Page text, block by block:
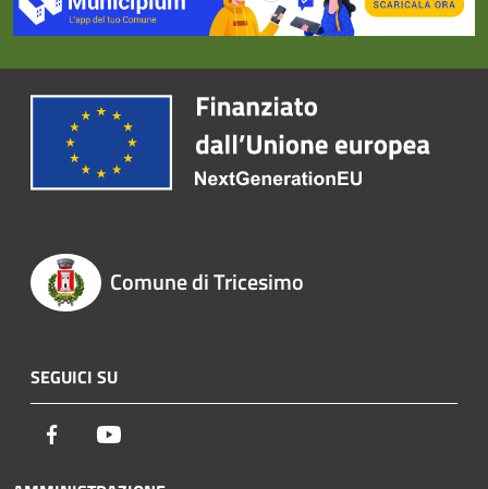
Comune di Tricesimo
SEGUICI SU
Facebook